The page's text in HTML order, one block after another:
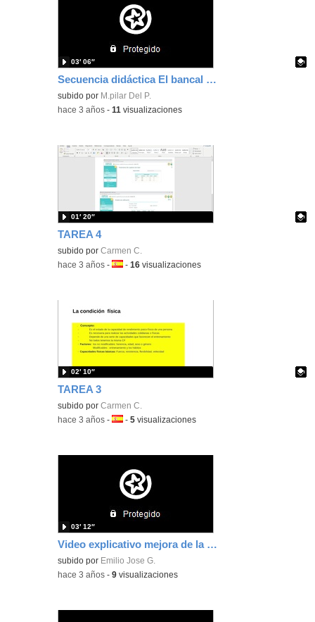
Secuencia didáctica El bancal de los oradores
Contenido educativo.
subido por M.pilar Del P.
03′ 06″
-hace 3 años -11 visualizaciones
TAREA 4
Contenido educativo.
subido porCarmen C.
01′ 20″
-hace 3 años -Idioma:
-16 visualizaciones
TAREA 3
Contenido educativo.
subido porCarmen C.
02′ 10″
-hace 3 años -Idioma:
-5 visualizaciones
Video explicativo mejora de la accesibilidad en Classroom.
subido por Emilio Jose G.
03′ 12″
-hace 3 años -9 visualizaciones